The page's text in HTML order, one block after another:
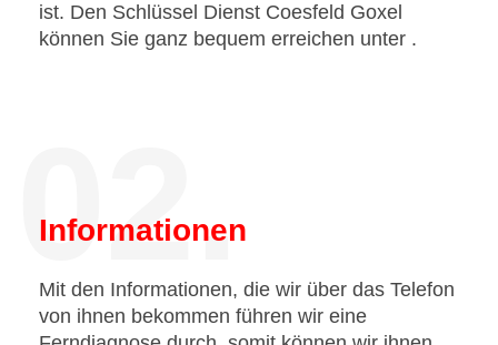
ist. Den Schlüssel Dienst Coesfeld Goxel
können Sie ganz bequem erreichen unter .
02.
Informationen
Mit den Informationen, die wir über das Telefon
von ihnen bekommen führen wir eine